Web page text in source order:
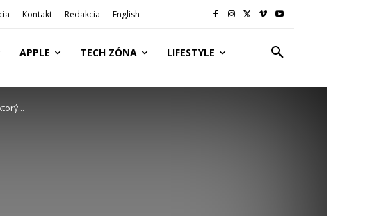
Kontakt Redakcia English
APPLE TECH ZÓNA LIFESTYLE